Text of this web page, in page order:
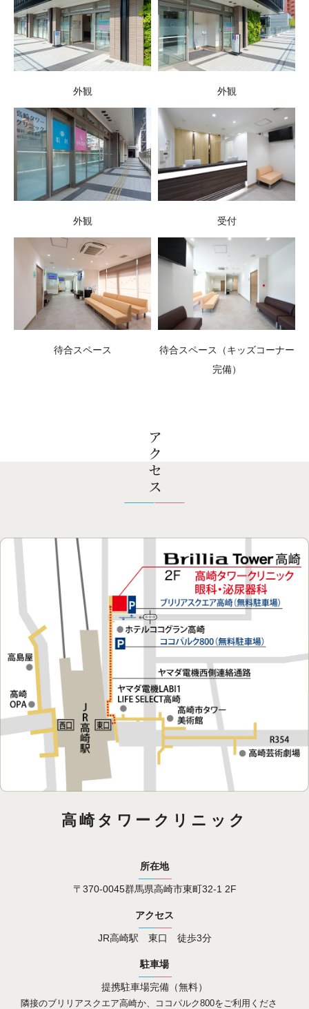
外観 外観
外観 受付
待合スペース
待合スペース（キッズコーナー
完備）
アクセス
高崎タワークリニック
所在地
〒370-0045群馬県高崎市東町32-1 2F
アクセス
JR高崎駅 東口 徒歩3分
駐車場
提携駐車場完備（無料）
隣接のブリリアスクエア高崎か、ココパルク800をご利用くださ